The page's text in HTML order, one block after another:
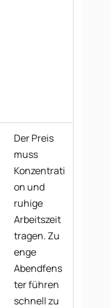
Der Preis
muss
Konzentrati
on und
ruhige
Arbeitszeit
tragen. Zu
enge
Abendfens
ter führen
schnell zu